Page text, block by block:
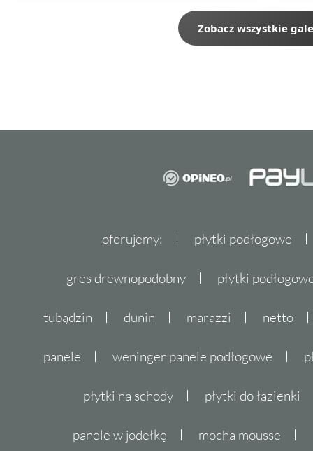
Zobacz wszystkie
oferujemy: płytki podłogowe
gres drewnopodobny płytki
tubądzin dunin marazzi netto
panele weninger panele podłogowe
płytki na schody płytki do łazienki
panele w jodełkę mocha mousse